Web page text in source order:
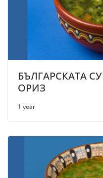
БЪЛГАРСКАТА
ОРИЗ
1 year